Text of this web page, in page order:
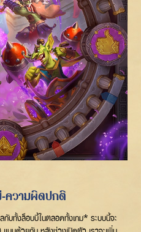
-ความผิดปกติ
บทั้งล็อบบี้ในตลอดทั้งเกม* ระบบนี้จะ